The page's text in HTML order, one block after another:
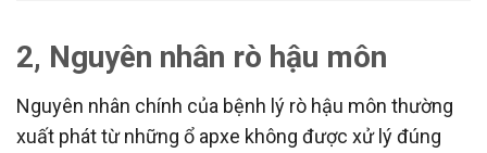
2, Nguyên nhân rò hậu môn
Nguyên nhân chính của bệnh lý rò hậu môn thường
xuất phát từ những ổ apxe không được xử lý đúng